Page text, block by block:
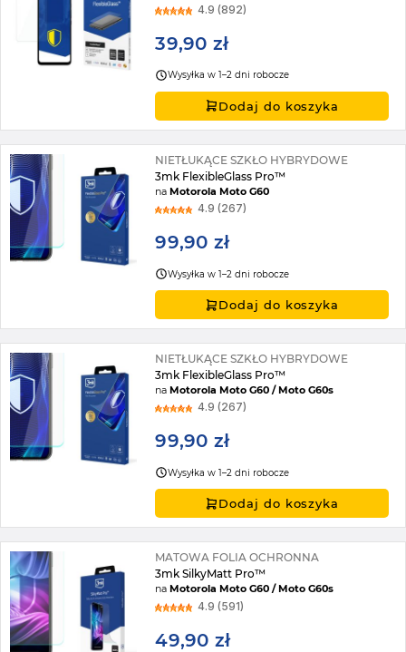
4.9 (892)
39,90 zł
Wysyłka w 1–2 dni robocze
Dodaj do koszyka
NIETŁUKĄCE SZKŁO HYBRYDOWE
3mk FlexibleGlass Pro™
naMotorola Moto G60
4.9 (267)
99,90 zł
Wysyłka w 1–2 dni robocze
Dodaj do koszyka
NIETŁUKĄCE SZKŁO HYBRYDOWE
3mk FlexibleGlass Pro™
naMotorola Moto G60 / Moto G60s
4.9 (267)
99,90 zł
Wysyłka w 1–2 dni robocze
Dodaj do koszyka
MATOWA FOLIA OCHRONNA
3mk SilkyMatt Pro™
naMotorola Moto G60 / Moto G60s
4.9 (591)
49,90 zł